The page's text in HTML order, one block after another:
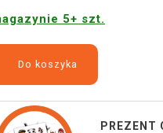
5+ szt.
Do koszyka
PREZENT